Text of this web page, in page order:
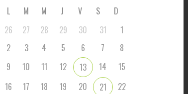
L M M J V S
D
26
27 28 29 30 31
1
2
3 4 5 6 7
8
9
10 11 12 13 14
15
16
17 18 19 20 21
22